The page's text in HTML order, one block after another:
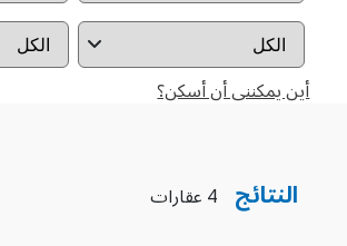
أين يمكننى أن أسكن؟
النتائج
4 عقارات